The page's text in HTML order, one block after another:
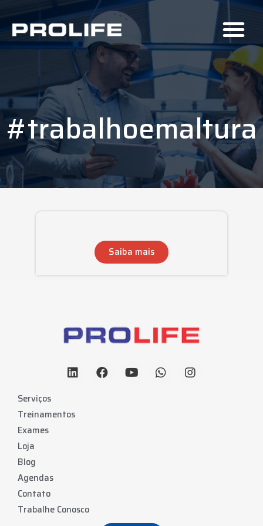
#trabalhoemaltura
Saiba mais
Serviços
Treinamentos
Exames
Loja
Blog
Agendas
Contato
Trabalhe Conosco